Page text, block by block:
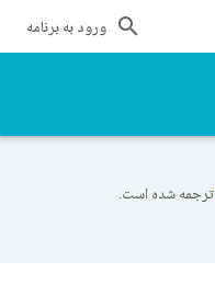
ورود به برنامه
ترجمه شده است.